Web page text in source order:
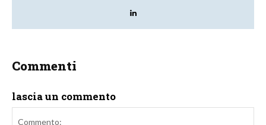
Commenti
lascia un commento